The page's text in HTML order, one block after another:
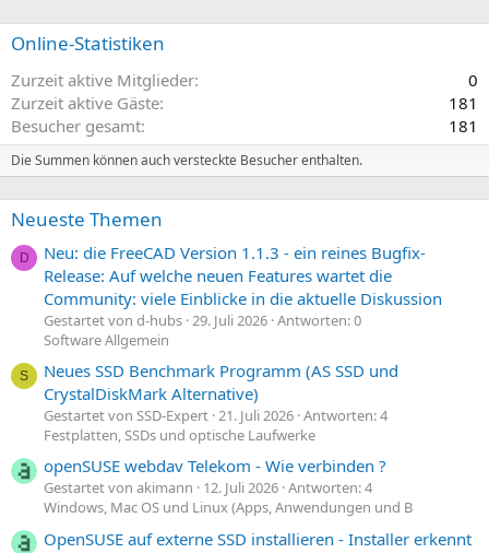
Online-Statistiken
Zurzeit aktive Mitglieder
0
Zurzeit aktive Gäste
181
Besucher gesamt
181
Die Summen können auch versteckte Besucher enthalten.
Neueste Themen
D
Neu: die FreeCAD Version 1.1.3 - ein reines Bugfix-
Release: Auf welche neuen Features wartet die
Community: viele Einblicke in die aktuelle Diskussion
Gestartet von d-hubs 29. Juli 2026 Antworten: 0
Software Allgemein
S
Neues SSD Benchmark Programm (AS SSD und
CrystalDiskMark Alternative)
Gestartet von SSD-Expert 21. Juli 2026 Antworten: 4
Festplatten, SSDs und optische Laufwerke
openSUSE webdav Telekom - Wie verbinden ?
Gestartet von akimann 12. Juli 2026 Antworten: 4
Windows, Mac OS und Linux (Apps, Anwendungen und B
OpenSUSE auf externe SSD installieren - Installer erkennt